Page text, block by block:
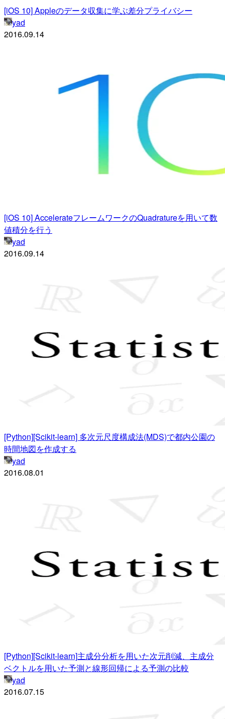
[iOS 10] Appleのデータ収集に学ぶ差分プライバシー
yad
2016.09.14
[iOS 10] AccelerateフレームワークのQuadratureを用いて数
値積分を行う
yad
2016.09.14
[Python][Scikit-learn] 多次元尺度構成法(MDS)で都内公園の
時間地図を作成する
yad
2016.08.01
[Python][Scikit-learn]主成分分析を用いた次元削減、主成分
ベクトルを用いた予測と線形回帰による予測の比較
yad
2016.07.15